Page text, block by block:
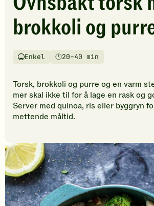
foreløpig
ingen
vurderinger.
den
til
å
vurdere
denne
brokkoli og
Vanskelighetsgrad
Enkel
Tilberedningstid20–40 min
Torsk, brokkoli og purre og en varm
mer skal ikke til for å lage en rask og
Server med quinoa, ris eller byggryn
mettende måltid.